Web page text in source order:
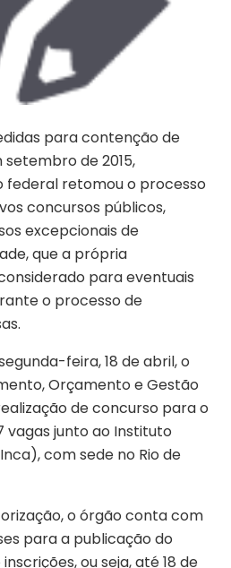
para contenção de
de 2015,
federal retomou o processo
concursos públicos,
excepcionais de
que a própria
para eventuais
o processo de
feira, 18 de abril, o
Orçamento e Gestão
de concurso para o
junto ao Instituto
com sede no Rio de
o órgão conta com
para a publicação do
ou seja, até 18 de